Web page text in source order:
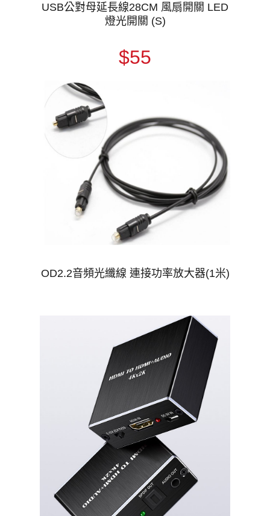
USB公對母延長線28CM 風扇開關 LED
燈光開關 (S)
$55
OD2.2音頻光纖線 連接功率放大器(1米)